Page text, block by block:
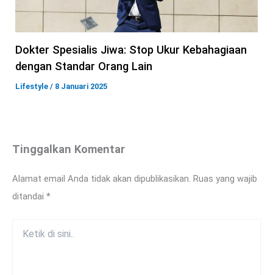
Dokter Spesialis Jiwa: Stop Ukur Kebahagiaan
dengan Standar Orang Lain
Lifestyle / 8 Januari 2025
Tinggalkan Komentar
Alamat email Anda tidak akan dipublikasikan. Ruas yang wajib
ditandai *